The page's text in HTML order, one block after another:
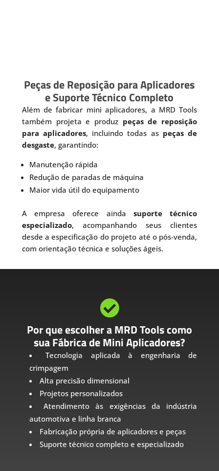
Peças de Reposição para Aplicadores
e Suporte Técnico Completo
Além de fabricar mini aplicadores, a MRD Tools
também projeta e produz peças de reposição
para aplicadores, incluindo todas as peças de
desgaste, garantindo:
Manutenção rápida
Redução de paradas de máquina
Maior vida útil do equipamento
A empresa oferece ainda suporte técnico
especializado, acompanhando seus clientes
desde a especificação do projeto até o pós-venda,
com orientação técnica e soluções ágeis.

Por que escolher a MRD Tools como
sua Fábrica de Mini Aplicadores?
Tecnologia aplicada à engenharia de
crimpagem
Alta precisão dimensional
Projetos personalizados
Atendimento às exigências da indústria
automotiva e linha branca
Fabricação própria de aplicadores e peças
Suporte técnico completo e especializado